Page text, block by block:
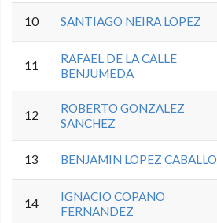
10 SANTIAGO NEIRA LOPEZ
11
RAFAEL DE LA CALLE
BENJUMEDA
12
ROBERTO GONZALEZ
SANCHEZ
13 BENJAMIN LOPEZ CABALLO
14
IGNACIO COPANO
FERNANDEZ